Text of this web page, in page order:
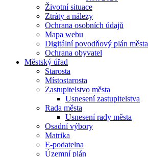
Životní situace
Ztráty a nálezy
Ochrana osobních údajů
Mapa webu
Digitální povodňový plán města
Ochrana obyvatel
Městský úřad
Starosta
Místostarosta
Zastupitelstvo města
Usnesení zastupitelstva
Rada města
Usnesení rady města
Osadní výbory
Matrika
E-podatelna
Územní plán